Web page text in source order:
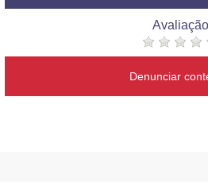
Avaliação
Denunciar